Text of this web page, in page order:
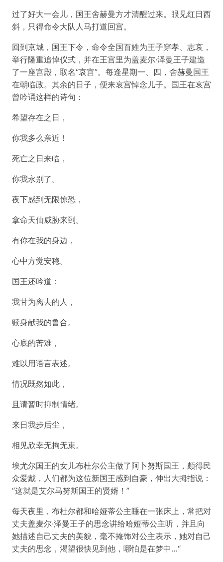
过了好大一会儿，国王舍赫曼方才清醒过来。眼见红日西
斜，只得命令大队人马打道回宫。
回到京城，国王下令，命令全国百姓为王子穿孝、志哀，
举行隆重追悼仪式，并在王宫里为盖麦尔·泽曼王子建造
了一座宫殿，取名“哀宫”。每逢星期一、四，舍赫曼国王
在朝临政。其余的日子，便来哀宫悼念儿子。国王在哀宫
曾吟诵这样的诗句：
希望存在之日，
你我多么亲近！
死亡之日来临，
你我永别了。
夜下感到无限惊恐，
拿命天仙威胁来到。
有你在我的身边，
心中方觉安稳。
国王还吟道：
我甘为离去的人，
赎身献我的鲁合。
心底的苦难，
难以用语言表述。
情况既然如此，
且请暂时抑制情绪。
来日我步后尘，
相见欣幸无拘无束。
埃尤尔国王的女儿布杜尔公主做了阿卜努斯国王，颇得民
众爱戴，人们都为这位新国王感到自豪，伸出大拇指说：
“这就是艾尔马努斯国王的贤婿！”
每天夜里，布杜尔都和哈娅蒂公主睡在一张床上，常把对
丈夫盖麦尔·泽曼王子的思念讲给哈娅蒂公主听，并且向
她描述自己丈夫的美貌，毫不掩饰对公主表示，她对自己
丈夫的思念，渴望很快见到他，哪怕是在梦中…“